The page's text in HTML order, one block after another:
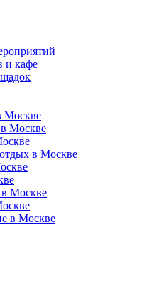
и кафе
Москве
Москве
в Москве
в Москве
в Москве